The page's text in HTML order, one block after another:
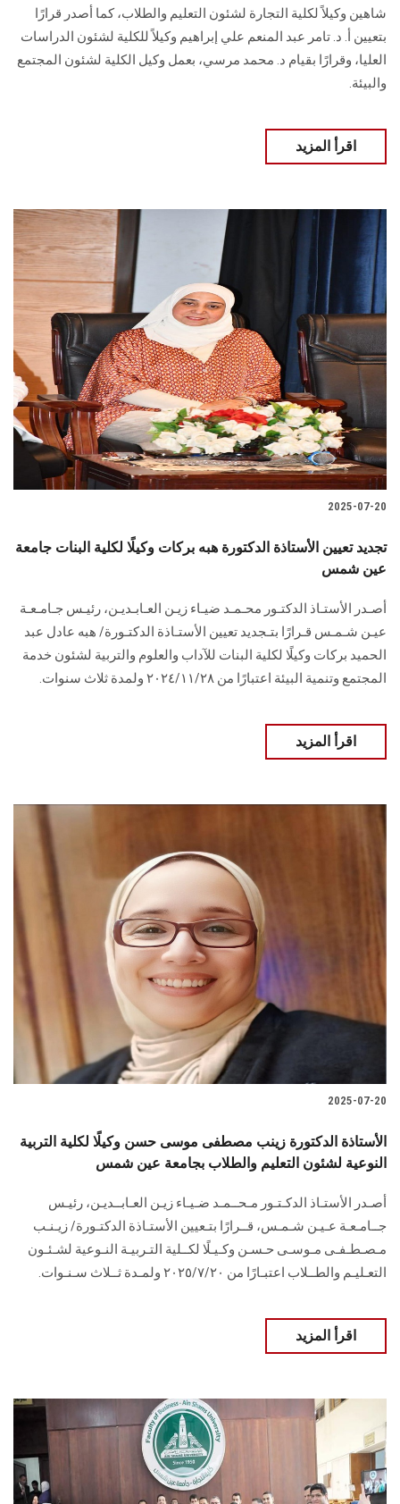
شاهين وكيلاً لكلية التجارة لشئون التعليم والطلاب، كما أصدر قرارًا
بتعيين أ. د. تامر عبد المنعم علي إبراهيم وكيلاً للكلية لشئون الدراسات
العليا، وقرارًا بقيام د. محمد مرسي، بعمل وكيل الكلية لشئون المجتمع
والبيئة.
اقرأ المزيد
2025-07-20
تجديد تعيين الأستاذة الدكتورة هبه بركات وكيلًا لكلية البنات جامعة
عين شمس
أصـدر الأستـاذ الدكتـور محـمـد ضيـاء زيـن العـابـديـن، رئيـس جـامـعـة
عيـن شـمـس قـرارًا بتـجديد تعيين الأستـاذة الدكتـورة/ هبه عادل عبد
الحميد بركات وكيلًا لكلية البنات للآداب والعلوم والتربية لشئون خدمة
المجتمع وتنمية البيئة اعتبارًا من ٢٠٢٤/١١/٢٨ ولمدة ثلاث سنوات.
اقرأ المزيد
2025-07-20
الأستاذة الدكتورة زينب مصطفى موسى حسن وكيلًا لكلية التربية
النوعية لشئون التعليم والطلاب بجامعة عين شمس
أصـدر الأستـاذ الدكـتـور مـحــمـد ضـيـاء زيـن العـابــديـن، رئيـس
جــامـعـة عـيـن شـمـس، قــرارًا بتـعيين الأستـاذة الدكتـورة/ زيـنـب
مـصـطـفـى مـوسـى حـسـن وكـيـلًا لكــلية التـربيـة النـوعية لشـئـون
التعـليـم والطــلاب اعتبـارًا من ٢٠٢٥/٧/٢٠ ولمـدة ثــلاث سـنـوات.
اقرأ المزيد